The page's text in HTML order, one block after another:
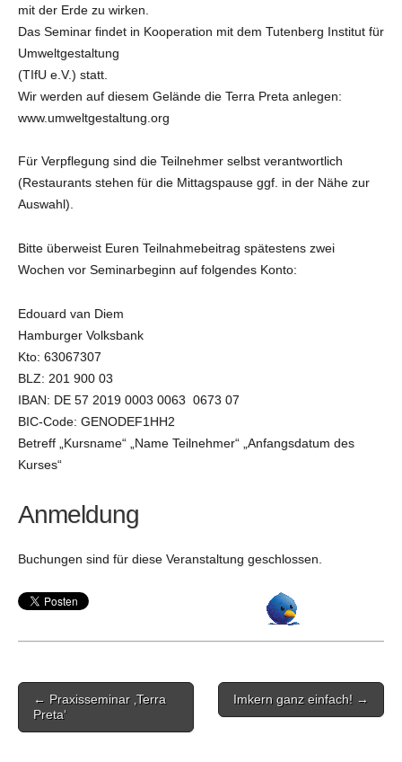
mit der Erde zu wirken.
Das Seminar findet in Kooperation mit dem Tutenberg Institut für
Umweltgestaltung
(TIfU e.V.) statt.
Wir werden auf diesem Gelände die Terra Preta anlegen:
www.umweltgestaltung.org
Für Verpflegung sind die Teilnehmer selbst verantwortlich
(Restaurants stehen für die Mittagspause ggf. in der Nähe zur
Auswahl).
Bitte überweist Euren Teilnahmebeitrag spätestens zwei
Wochen vor Seminarbeginn auf folgendes Konto:
Edouard van Diem
Hamburger Volksbank
Kto: 63067307
BLZ: 201 900 03
IBAN: DE 57 2019 0003 0063 0673 07
BIC-Code: GENODEF1HH2
Betreff „Kursname“ „Name Teilnehmer“ „Anfangsdatum des
Kurses“
Anmeldung
Buchungen sind für diese Veranstaltung geschlossen.
Post
navigation
← Praxisseminar ‚Terra
Preta‘
Imkern ganz einfach! →